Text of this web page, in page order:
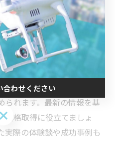
最新情報
金の最新情報は、自治体の
会議所などで随時更新さ
活用することで、最新の
することができます。特
の変更は頻繁に行われるた
られます。最新の情報を基
資格取得に役立てましょ
実際の体験談や成功事例も
わせください
合わせください